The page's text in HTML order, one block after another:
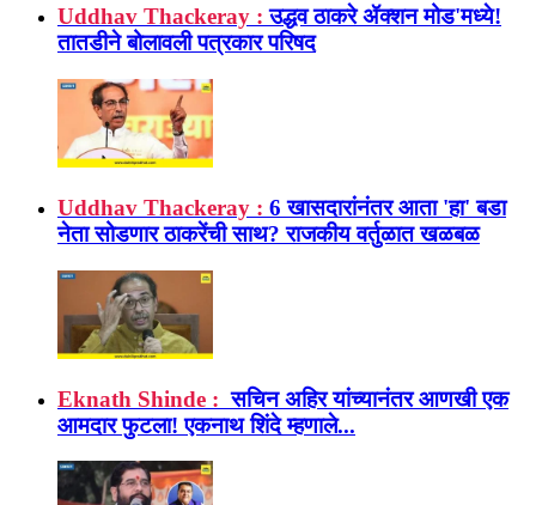
Uddhav Thackeray : उद्धव ठाकरे ॲक्शन मोड'मध्ये!
तातडीने बोलावली पत्रकार परिषद
Uddhav Thackeray : 6 खासदारांनंतर आता 'हा' बडा
नेता सोडणार ठाकरेंची साथ? राजकीय वर्तुळात खळबळ
Eknath Shinde : सचिन अहिर यांच्यानंतर आणखी एक
आमदार फुटला! एकनाथ शिंदे म्हणाले...